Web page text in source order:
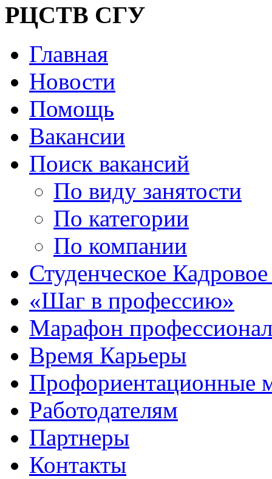
РЦСТВ СГУ
Главная
Новости
Помощь
Вакансии
Поиск вакансий
По виду занятости
По категории
По компании
Студенческое Кадровое
«Шаг в профессию»
Марафон
Время Карьеры
Профориентационные
Работодателям
Партнеры
Контакты